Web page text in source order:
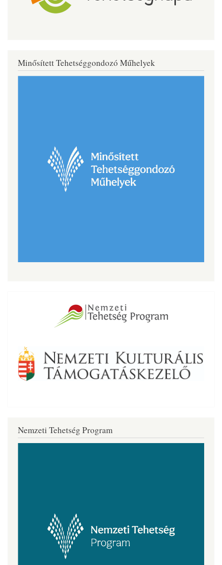
Minősített Tehetséggondozó Műhelyek
Nemzeti Tehetség Program